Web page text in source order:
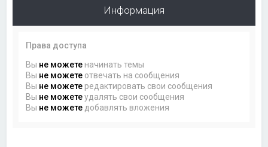
Информация
Права доступа
Вы не можете начинать темы
Вы не можете отвечать на сообщения
Вы не можете редактировать свои сообщения
Вы не можетеудалять свои сообщения
Вы не можете добавлять вложения